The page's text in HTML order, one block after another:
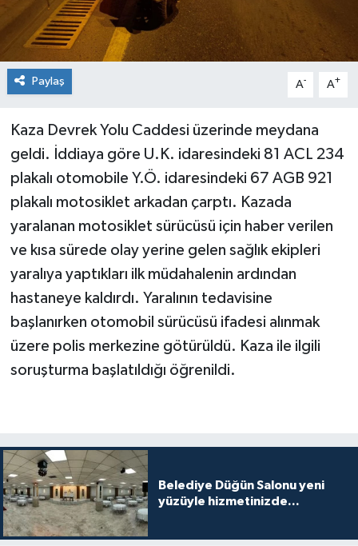
Paylaş A- A+
Kaza Devrek Yolu Caddesi üzerinde meydana
geldi. İddiaya göre U.K. idaresindeki 81 ACL 234
plakalı otomobile Y.Ö. idaresindeki 67 AGB 921
plakalı motosiklet arkadan çarptı. Kazada
yaralanan motosiklet sürücüsü için haber verilen
ve kısa sürede olay yerine gelen sağlık ekipleri
yaralıya yaptıkları ilk müdahalenin ardından
hastaneye kaldırdı. Yaralının tedavisine
başlanırken otomobil sürücüsü ifadesi alınmak
üzere polis merkezine götürüldü. Kaza ile ilgili
soruşturma başlatıldığı öğrenildi.
Belediye Düğün Salonu yeni
yüzüyle hizmetinizde...
Röportaj
Teknoloji